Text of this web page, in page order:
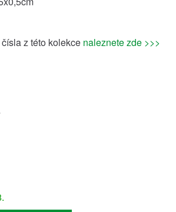
z této kolekce naleznete zde >>>